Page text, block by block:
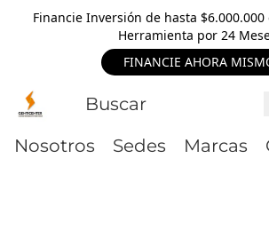
Financie Inversión de hasta
Herramienta por 24
FINANCIE AHORA
Nosotros Sedes Marcas